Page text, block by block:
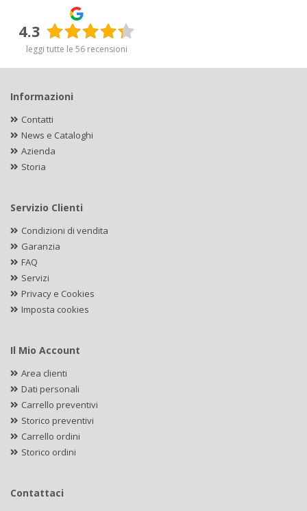
4.3
leggi tutte le 56 recensioni
Informazioni
Contatti
News e Cataloghi
Azienda
Storia
Servizio Clienti
Condizioni di vendita
Garanzia
FAQ
Servizi
Privacy e Cookies
Imposta cookies
Il Mio Account
Area clienti
Dati personali
Carrello preventivi
Storico preventivi
Carrello ordini
Storico ordini
Contattaci